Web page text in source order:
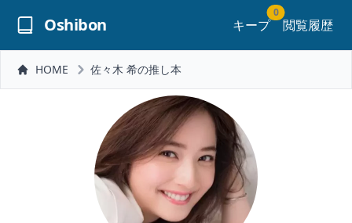
Oshibon キープ
0
閲覧履歴
HOME 佐々木 希の推し本